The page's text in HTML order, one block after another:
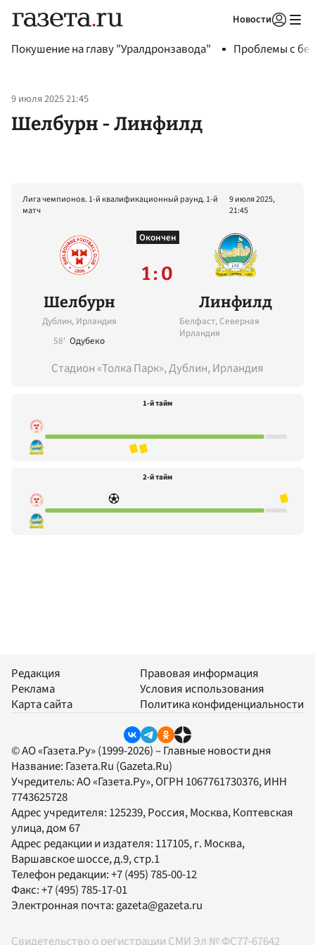
Новости
Покушение на главу "Уралдронзавода" Проблемы с
9 июля 2025 21:45
Шелбурн - Линфилд
Лига чемпионов. 1-й квалификационный раунд. 1-й
матч
9 июля 2025,
21:45
Шелбурн
Дублин, Ирландия
58' Одубеко
Окончен
1 : 0
Линфилд
Белфаст, Северная
Ирландия
Стадион «Толка Парк», Дублин, Ирландия
1-й тайм
2-й тайм
Редакция
Реклама
Карта сайта
Правовая информация
Условия использования
Политика конфиденциальности
© АО «Газета.Ру» (1999-2026) – Главные новости дня
Название: Газета.Ru (Gazeta.Ru)
Учредитель:АО «Газета.Ру», ОГРН 1067761730376, ИНН
7743625728
Адрес учредителя: 125239, Россия, Москва, Коптевская
улица, дом 67
Адрес редакции и издателя: 117105, г. Москва,
Варшавское шоссе, д.9, стр.1
Телефон редакции:+7 (495) 785-00-12
Факс:+7 (495) 785-17-01
Электронная почта:gazeta@gazeta.ru
Свидетельство о регистрации СМИ Эл № ФС77-67642